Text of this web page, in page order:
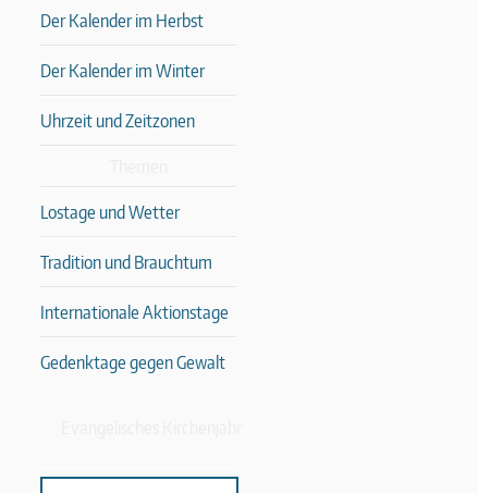
Der Kalender im Herbst
Der Kalender im Winter
Uhrzeit und Zeitzonen
Lostage und Wetter
Tradition und Brauchtum
Internationale Aktionstage
Gedenktage gegen Gewalt